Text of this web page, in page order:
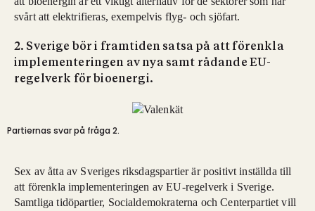
svårt att elektrifieras, exempelvis flyg- och sjöfart.
2. Sverige bör i framtiden satsa på att förenkla
implementeringen av nya samt rådande EU-
regelverk för bioenergi.
Partiernas svar på fråga 2.
Sex av åtta av Sveriges riksdagspartier är positivt inställda till
att förenkla implementeringen av EU-regelverk i Sverige.
Samtliga tidöpartier, Socialdemokraterna och Centerpartiet vill